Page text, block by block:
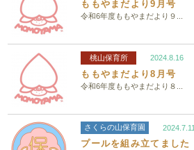
ももやまだより9月号
令和6年度ももやまだより９...
桃山保育所 2024.8.16
ももやまだより8月号
令和6年度ももやまだより８...
さくらの山保育園 2024.7.11
プールを組み立てました